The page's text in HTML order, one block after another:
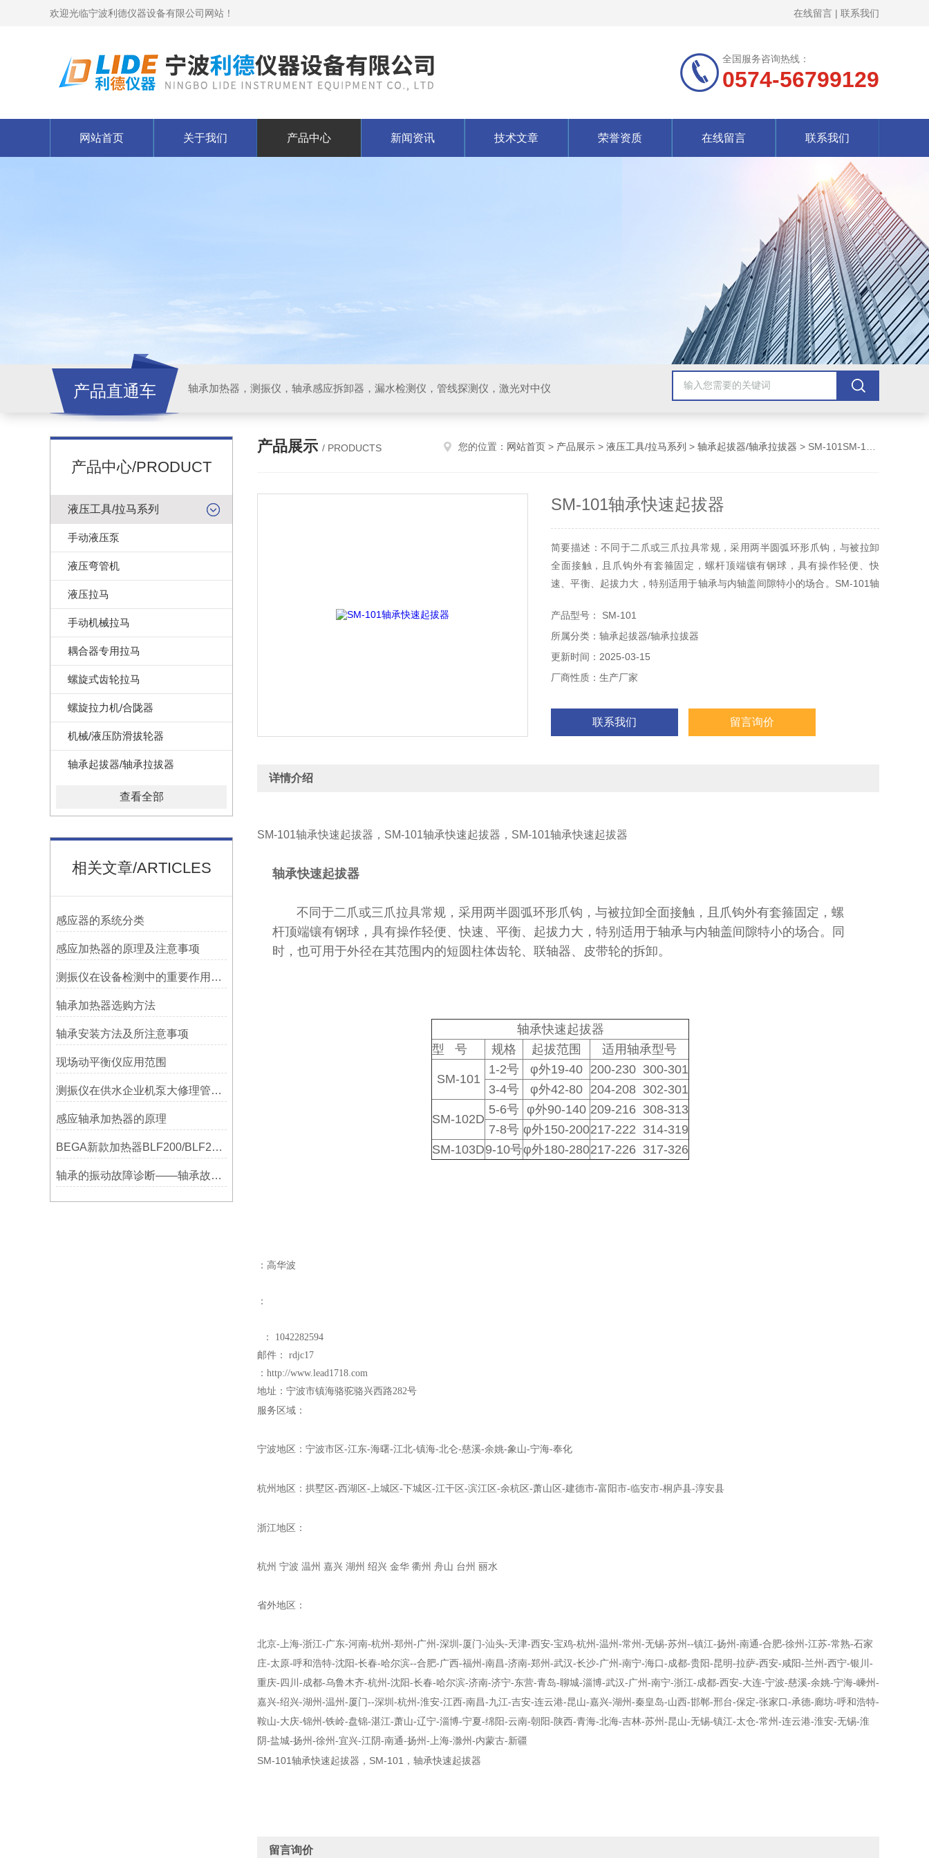
欢迎光临宁波利德仪器设备有限公司网站！ 在线留言 | 联系我们
全国服务咨询热线：
0574-56799129
网站首页 关于我们 产品中心 新闻资讯 技术文章 荣誉资质 在线留言 联系我们
产品直通车 轴承加热器，测振仪，轴承感应拆卸器，漏水检测仪，管线探测仪，激光对中仪
产品中心/PRODUCT
液压工具/拉马系列
手动液压泵
液压弯管机
液压拉马
手动机械拉马
耦合器专用拉马
螺旋式齿轮拉马
螺旋拉力机/合陇器
机械/液压防滑拔轮器
轴承起拔器/轴承拉拔器
查看全部
相关文章/ARTICLES
感应器的系统分类
感应加热器的原理及注意事项
测振仪在设备检测中的重要作用之简析
轴承加热器选购方法
轴承安装方法及所注意事项
现场动平衡仪应用范围
测振仪在供水企业机泵大修理管理上的应用！！！
感应轴承加热器的原理
BEGA新款加热器BLF200/BLF201/BLF202参数选型表
轴承的振动故障诊断——轴承故障检测仪
产品展示 / PRODUCTS 您的位置： 网站首页 > 产品展示 > 液压工具/拉马系列 > 轴承起拔器/轴承拉拔器 > SM-101SM-101轴承快速起拔器
SM-101轴承快速起拔器
简要描述：不同于二爪或三爪拉具常规，采用两半圆弧环形爪钩，与被拉卸
全面接触，且爪钩外有套箍固定，螺杆顶端镶有钢球，具有操作轻便、快
速、平衡、起拔力大，特别适用于轴承与内轴盖间隙特小的场合。SM-101轴
询，：
产品型号： SM-101
所属分类：轴承起拔器/轴承拉拔器
更新时间：2025-03-15
厂商性质：生产厂家
联系我们 留言询价
详情介绍
SM-101轴承快速起拔器，SM-101轴承快速起拔器，SM-101轴承快速起拔器
轴承快速起拔器
不同于二爪或三爪拉具常规，采用两半圆弧环形爪钩，与被拉卸全面接触，且爪钩外有套箍固定，螺
杆顶端镶有钢球，具有操作轻便、快速、平衡、起拔力大，特别适用于轴承与内轴盖间隙特小的场合。同
时，也可用于外径在其范围内的短圆柱体齿轮、联轴器、皮带轮的拆卸。
轴承快速起拔器
型 号
规格 起拔范围 适用轴承型号
SM-101
1-2号 φ外19-40 200-230 300-301
3-4号
φ外42-80 204-208 302-301
SM-102D
5-6号 φ外90-140 209-216 308-313
7-8号 φ外150-200217-222 314-319
SM-103D9-10号φ外180-280217-226 317-326
：高华波
：
： 1042282594
邮件： rdjc17
：http://www.lead1718.com
地址：宁波市镇海骆驼骆兴西路282号
服务区域：
宁波地区：宁波市区-江东-海曙-江北-镇海-北仑-慈溪-余姚-象山-宁海-奉化
杭州地区：拱墅区-西湖区-上城区-下城区-江干区-滨江区-余杭区-萧山区-建德市-富阳市-临安市-桐庐县-淳安县
浙江地区：
杭州 宁波 温州 嘉兴 湖州 绍兴 金华 衢州 舟山 台州 丽水
省外地区：
北京-上海-浙江-广东-河南-杭州 -郑州 -广州 -深圳 -厦门-汕头-天津-西安-宝鸡-杭州 -温州 -常州 -无锡-苏州 --镇江-扬州 -南通-合肥-徐州 -江苏-常熟-石家
庄-太原-呼和浩特-沈阳-长春-哈尔滨--合肥-广西-福州 -南昌-济南-郑州 -武汉-长沙-广州 -南宁-海口 -成都-贵阳-昆明-拉萨-西安-咸阳-兰州 -西宁-银川 -
重庆-四川 -成都-乌鲁木齐-杭州 -沈阳-长春-哈尔滨-济南-济宁-东营-青岛-聊城-淄博-武汉-广州 -南宁-浙江-成都-西安-大连-宁波-慈溪-余姚-宁海-嵊州 -
嘉兴-绍兴-湖州 -温州 -厦门--深圳 -杭州 -淮安-江西-南昌-九江-吉安-连云港-昆山-嘉兴-湖州 -秦皇岛-山西-邯郸-邢台-保定-张家口 -承德-廊坊-呼和浩特-
鞍山-大庆-锦州 -铁岭-盘锦-湛江-萧山-辽宁-淄博-宁夏-绵阳-云南-朝阳-陕西-青海-北海-吉林-苏州 -昆山-无锡-镇江-太仓-常州 -连云港-淮安-无锡-淮
阴-盐城-扬州 -徐州 -宜兴-江阴-南通-扬州 -上海-滁州 -内蒙古-新疆
SM-101轴承快速起拔器，SM-101，轴承快速起拔器
留言询价